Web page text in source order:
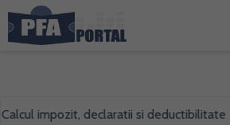
impozit, declaratii si deductibilitate •